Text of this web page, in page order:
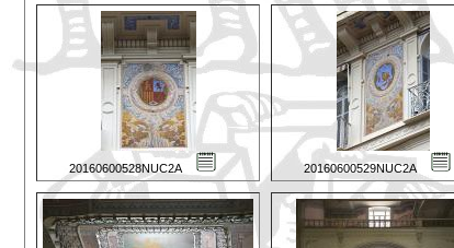
20160600528NUC2A 20160600529NUC2A